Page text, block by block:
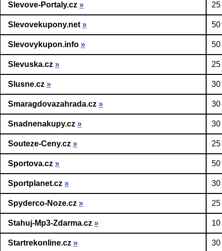
Slevove-Portaly.cz »
Slevovekupony.net » 50
Slevovykupon.info » 50
Slevuska.cz »
Slusne.cz » 30
Smaragdovazahrada.cz » 30
Snadnenakupy.cz » 30
Souteze-Ceny.cz »
Sportova.cz » 50
Sportplanet.cz » 30
Spyderco-Noze.cz »
Stahuj-Mp3-Zdarma.cz »
Startrekonline.cz » 30